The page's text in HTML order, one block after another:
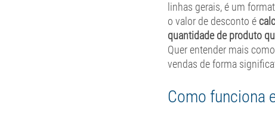
linhas gerais, é um
o valor de desconto é
quantidade de produto
Quer entender mais
vendas de forma
Como funciona